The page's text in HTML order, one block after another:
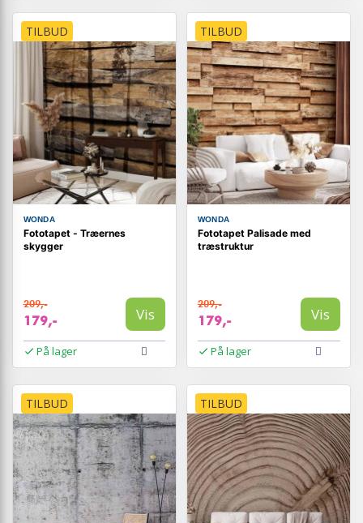
TILBUD
WONDA
Fototapet - Træernes
skygger
209,-
179,- Vis
På lager
TILBUD
WONDA
Fototapet Palisade med
træstruktur
209,-
179,- Vis
På lager
TILBUD TILBUD